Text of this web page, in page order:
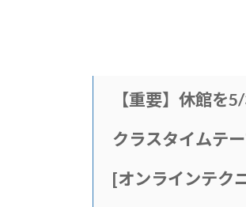
【重要】休館を
クラスタイムテ
[オンラインテク